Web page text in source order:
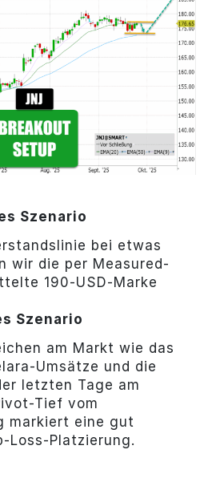
Szenario
bei etwas
wir die per Measured-
190-USD-Marke
Szenario
am Markt wie das
Umsätze und die
letzten Tage am
Tief vom
markiert eine gut
Loss-Platzierung.